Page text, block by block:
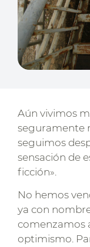
Aún vivimos
seguramente
seguimos
sensación de
ficción».
No hemos
ya con
comenzamos
optimismo.